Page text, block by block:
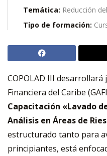
Temática: Reducción
Tipo de formación:
COPOLAD III desarrollará
Financiera del Caribe
Capacitación «Lavado
Análisis en Áreas de
estructurado tanto para
principiantes, está